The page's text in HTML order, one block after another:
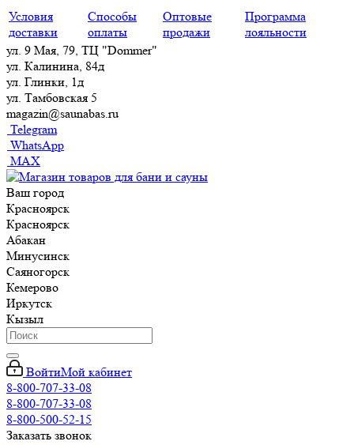
Условия
доставки
Способы
оплаты
Оптовые
продажи
Программа
лояльности
ул. 9 Мая, 79, ТЦ "Dommer"
ул. Калинина, 84д
ул. Глинки, 1д
ул. Тамбовская 5
magazin@saunabas.ru
Telegram
WhatsApp
MAX
Ваш город
Красноярск
Красноярск
Абакан
Минусинск
Саяногорск
Кемерово
Иркутск
Кызыл
ВойтиМой кабинет
8-800-707-33-08
8-800-707-33-08
8-800-500-52-15
Заказать звонок